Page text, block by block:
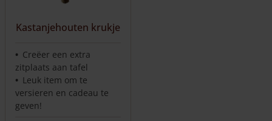
op
productpagina
Kastanjehouten krukje
Creëer een extra
zitplaats aan tafel
Leuk item om te
versieren en cadeau te
geven!